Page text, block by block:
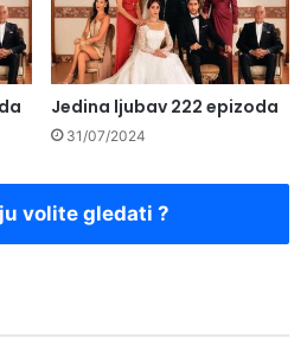
Jedina ljubav 222 epizoda
31/07/2024
volite gledati ?